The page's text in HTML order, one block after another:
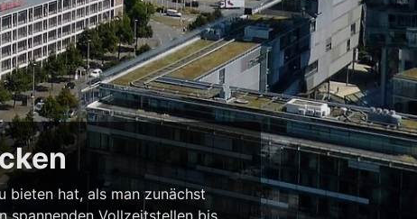
bieten hat, als man zunächst